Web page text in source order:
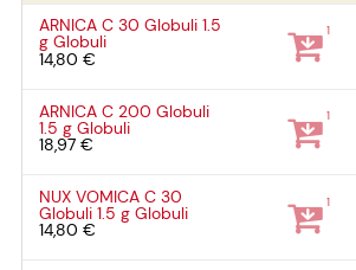
ARNICA C 30 Globuli1.5
gGlobuli
14,80 €
1
ARNICA C 200 Globuli
1.5 gGlobuli
18,97 €
1
NUX VOMICA C 30
Globuli1.5 gGlobuli
14,80 €
1